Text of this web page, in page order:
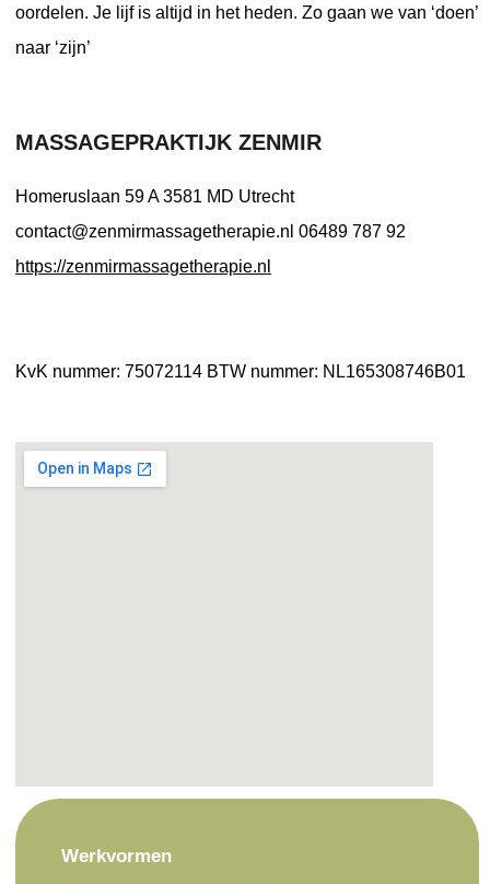
oordelen. Je lijf is altijd in het heden. Zo gaan we van ‘doen’
naar ‘zijn’
MASSAGEPRAKTIJK ZENMIR
Homeruslaan 59 A3581 MD Utrecht
contact@zenmirmassagetherapie.nl 06489 787 92
https://zenmirmassagetherapie.nl
KvK nummer: 75072114 BTW nummer: NL165308746B01
Werkvormen